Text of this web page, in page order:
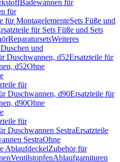
Badewannen für
für
für MontagelementeSets Füße und
für Sets Füße und Sets
ReparatursetsWeiteres
und
Duschwannen, d52Ersatzteile für
d52Ohne
für
Duschwannen, d90Ersatzteile für
d90Ohne
für
Duschwannen SestraErsatzteile
SestraOhne
AblaufdeckelZubehör für
VentilstopfenAblaufgarnituren